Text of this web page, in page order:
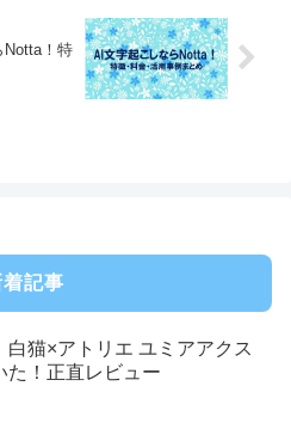
Notta！特
着記事
白猫×アトリエ ユミアアクス
た！正直レビュー